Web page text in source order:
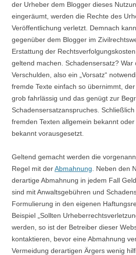
der Urheber dem Blogger dieses
eingeräumt, werden die Rechte des
Veröffentlichung verletzt. Demnach
gegenüber dem Blogger im
Erstattung der
geltend machen. Schadensersatz? War
Verschulden, also ein „Vorsatz“
fremde Texte einfach so übernimmt,
grob fahrlässig und das genügt zur
Schadensersatzanspruches.
fremden Texten allgemein bekannt
bekannt vorausgesetzt.
Geltend gemacht werden die
Regel mit derAbmahnung . Neben den
derartige Abmahnung in jedem Fall
sind mit Anwaltsgebühren und
Formulierung in den eigenen
Beispiel „Sollten
werden, so ist der Betreiber dieser
kontaktieren, bevor eine Abmahnung
Vermeidung derartigen Ärgers wenig